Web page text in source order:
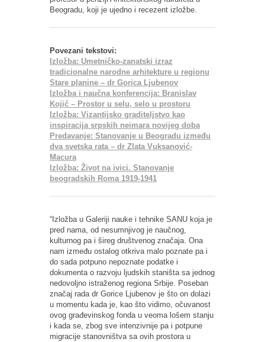
Beogradu, koji je ujedno i recezent izložbe.
Povezani tekstovi:
Izložba: Umetničko-zanatski izraz
tradicionalne narodne arhitekture u regionu
Stare planine – dr Gorica Ljubenov
Izložba i naučna konferencija: Branislav
Kojić – Prostor u selu, selo u prostoru
Izložba: Vizantijsko graditeljstvo kao
inspiracija srpskih neimara novijeg doba
Predavanje: Stanovanje u Beogradu između
dva svetska rata – dr Zlata Vuksanović-
Macura
Izložba: Život na ivici. Stanovanje
beogradskih Roma 1919-1941
“Izložba u Galeriji nauke i tehnike SANU koja je
pred nama, od nesumnjivog je naučnog,
kulturnog pa i šireg društvenog značaja. Ona
nam između ostalog otkriva malo poznate pa i
do sada potpuno nepoznate podatke i
dokumenta o razvoju ljudskih staništa sa jednog
nedovoljno istraženog regiona Srbije. Poseban
značaj rada dr Gorice Ljubenov je što on dolazi
u momentu kada je, kao što vidimo, očuvanost
ovog građevinskog fonda u veoma lošem stanju
i kada se, zbog sve intenzivnije pa i potpune
migracije stanovništva sa ovih prostora u